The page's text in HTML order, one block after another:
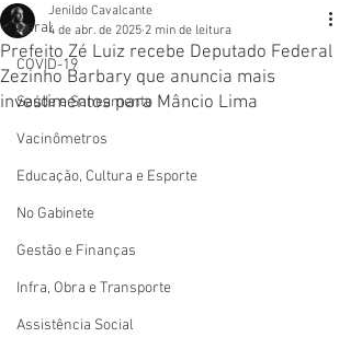
Geral
COVID-19
Saúde e Saneamento
Vacinômetros
Educação, Cultura e Esporte
No Gabinete
Gestão e Finanças
Infra, Obra e Transporte
Assistência Social
Prefeito Zé Luiz recebe Deputado Federal
Zezinho Barbary que anuncia mais
investimentos para Mâncio Lima
Jenildo Cavalcante
4 de abr. de 2025 2 min de leitura